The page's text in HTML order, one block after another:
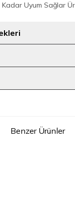
Kadar Uyum Sağlar
Benzer Ürünler
10